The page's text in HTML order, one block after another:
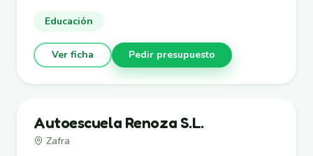
Educación
Ver ficha Pedir presupuesto
Autoescuela Renoza S.L.
Zafra